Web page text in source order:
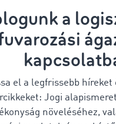
a
el a legfrissebb híreket
Jogi
növeléséhez,